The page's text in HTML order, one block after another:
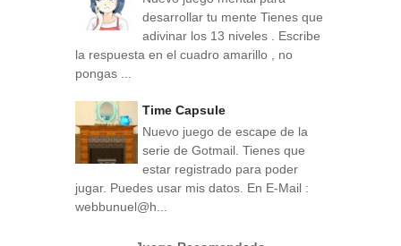
desarrollar tu mente Tienes que
adivinar los 13 niveles . Escribe
la respuesta en el cuadro amarillo , no
pongas ...
Time Capsule
Nuevo juego de escape de la
serie de Gotmail. Tienes que
estar registrado para poder
jugar. Puedes usar mis datos. En E-Mail :
webbunuel@h...